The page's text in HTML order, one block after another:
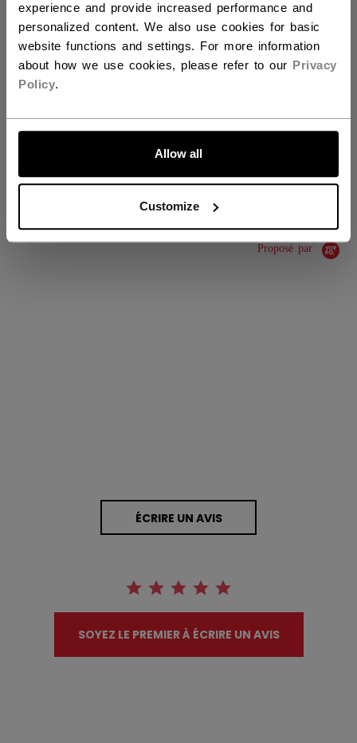
experience and provide increased performance and
personalized content. We also use cookies for basic
website functions and settings. For more information
about how we use cookies, please refer to our Privacy
Policy.
Allow all
Customize
ALLONS-Y !
CARACTÉRISTIQUES
IDENTIFICATION
STV64A-AD
GROUPE D'ÂGE
ÉVALUATIONS
Proposé par
ÉCRIRE UN AVIS
SOYEZ LE PREMIER À ÉCRIRE UN AVIS